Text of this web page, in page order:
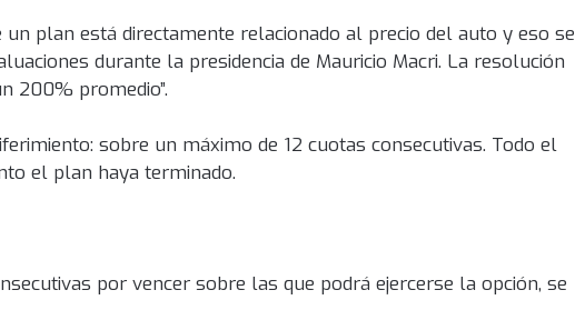
plan está directamente relacionado al precio del auto y eso se
durante la presidencia de Mauricio Macri. La resolución
200% promedio”.
sobre un máximo de 12 cuotas consecutivas. Todo el
el plan haya terminado.
por vencer sobre las que podrá ejercerse la opción, se